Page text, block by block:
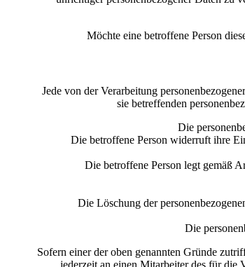
Möchte eine betroffene Person
Jede von der Verarbeitung
sie betreffenden
Die
Die betroffene Person widerruft ihre
Die betroffene Person legt gemäß
Die Löschung der
Die
Sofern einer der oben genannten Gründe
jederzeit an einen Mitarbeiter des für die